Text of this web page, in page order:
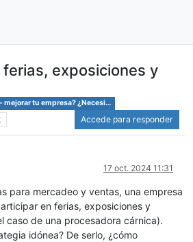
exposiciones y
tu empresa? ¿Necesitas saber cómo?
Accede para responder
17 oct. 2024 11:31
para mercadeo y ventas, una empresa
en ferias, exposiciones y
caso de una procesadora cárnica).
idónea? De serlo, ¿cómo